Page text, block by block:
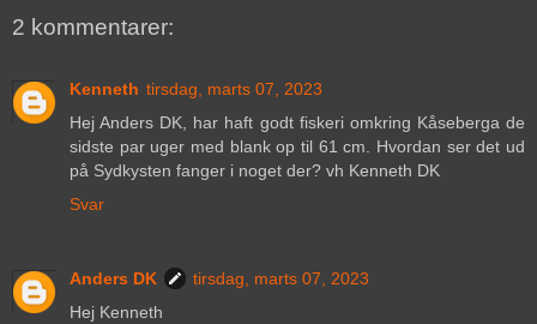
2 kommentarer:
Kenneth tirsdag, marts 07, 2023
Hej Anders DK, har haft godt fiskeri omkring Kåseberga de
sidste par uger med blank op til 61 cm. Hvordan ser det ud
på Sydkysten fanger i noget der? vh Kenneth DK
Svar
Anders DK
tirsdag, marts 07, 2023
Hej Kenneth